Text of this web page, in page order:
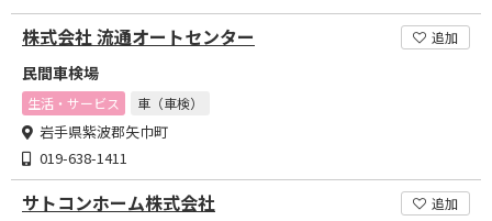
株式会社 流通オートセンター 追加
民間車検場
生活・サービス 車（車検）
岩手県紫波郡矢巾町
019-638-1411
サトコンホーム株式会社 追加